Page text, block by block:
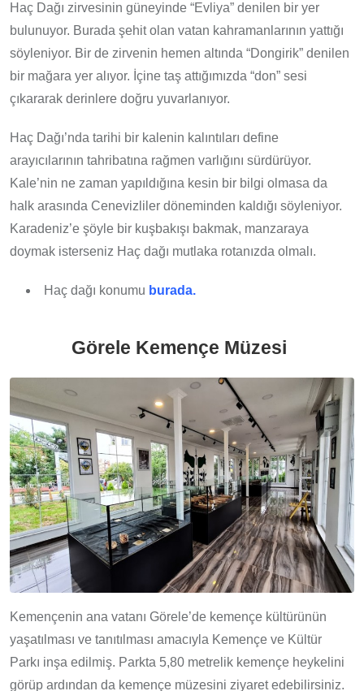
Haç Dağı zirvesinin güneyinde “Evliya” denilen bir yer
bulunuyor. Burada şehit olan vatan kahramanlarının yattığı
söyleniyor. Bir de zirvenin hemen altında “Dongirik” denilen
bir mağara yer alıyor. İçine taş attığımızda “don” sesi
çıkararak derinlere doğru yuvarlanıyor.
Haç Dağı’nda tarihi bir kalenin kalıntıları define
arayıcılarının tahribatına rağmen varlığını sürdürüyor.
Kale’nin ne zaman yapıldığına kesin bir bilgi olmasa da
halk arasında Cenevizliler döneminden kaldığı söyleniyor.
Karadeniz’e şöyle bir kuşbakışı bakmak, manzaraya
doymak isterseniz Haç dağı mutlaka rotanızda olmalı.
Haç dağı konumu burada.
Görele Kemençe Müzesi
Kemençenin ana vatanı Görele’de kemençe kültürünün
yaşatılması ve tanıtılması amacıyla Kemençe ve Kültür
Parkı inşa edilmiş. Parkta 5,80 metrelik kemençe heykelini
görüp ardından da kemençe müzesini ziyaret edebilirsiniz.